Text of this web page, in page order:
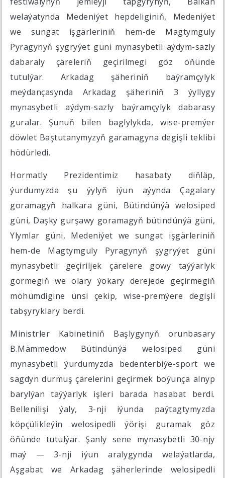
welaýatynda Medeniýet hepdeliginiň, Medeniýet
we sungat işgärleriniň hem-de Magtymguly
Pyragynyň şygryýet güni mynasybetli aýdym-sazly
dabaraly çäreleriň geçirilmegi göz öňünde
tutulýar. Arkadag şäheriniň baýramçylyk
meýdançasynda Arkadag şäheriniň 3 ýyllygy
mynasybetli aýdym-sazly baýramçylyk dabarasy
guralar. Şunuň bilen baglylykda, wise-premýer
döwlet Baştutanymyzyň garamagyna degişli teklibi
hödürledi.
Hormatly Prezidentimiz hasabaty diňläp,
ýurdumyzda şu ýylyň iýun aýynda Çagalary
goramagyň halkara güni, Bütindünýä welosiped
güni, Daşky gurşawy goramagyň bütindünýä güni,
Ylymlar güni, Medeniýet we sungat işgärleriniň
hem-de Magtymguly Pyragynyň şygryýet güni
mynasybetli geçiriljek çärelere gowy taýýarlyk
görmegiň we olary ýokary derejede geçirmegiň
möhümdigine ünsi çekip, wise-premýere degişli
tabşyryklary berdi.
Ministrler Kabinetiniň Başlygynyň orunbasary
B.Mämmedow Bütindünýä welosiped güni
mynasybetli ýurdumyzda bedenterbiýe-sport we
sagdyn durmuş çärelerini geçirmek boýunça alnyp
barylýan taýýarlyk işleri barada hasabat berdi.
Bellenilişi ýaly, 3-nji iýunda paýtagtymyzda
köpçülikleýin welosipedli ýörişi guramak göz
öňünde tutulýar. Şanly sene mynasybetli 30-njy
maý — 3-nji iýun aralygynda welaýatlarda,
Aşgabat we Arkadag şäherlerinde welosipedli